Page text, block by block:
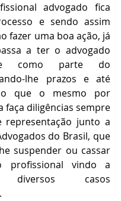
advogado fica
e sendo assim
fazer uma boa ação, já
a ter o advogado
como parte do
lhe prazos e até
que o mesmo por
faça diligências sempre
representação junto a
do Brasil, que
suspender ou cassar
profissional vindo a
diversos casos